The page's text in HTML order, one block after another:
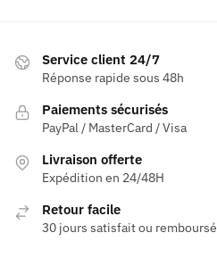
Service client 24/7
Réponse rapide sous 48h
Paiements sécurisés
PayPal / MasterCard / Visa
Livraison offerte
Expédition en 24/48H
Retour facile
30 jours satisfait ou remboursé